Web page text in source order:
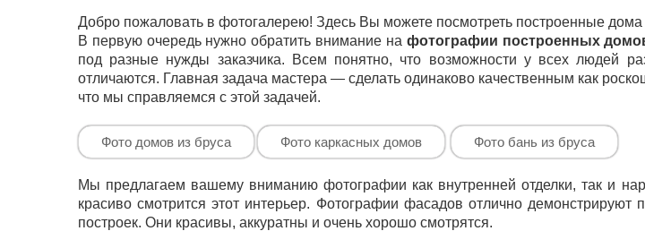
Добро пожаловать в фотогалерею! Здесь Вы можете посмотреть построенные
В первую очередь нужно обратить внимание на фотографии построенных
под разные нужды заказчика. Всем понятно, что возможности у всех людей
отличаются. Главная задача мастера — сделать одинаково качественным как
что мы справляемся с этой задачей.
Фото домов из бруса Фото каркасных домов Фото бань из бруса
Мы предлагаем вашему вниманию фотографии как внутренней отделки, так и
красиво смотрится этот интерьер. Фотографии фасадов отлично
построек. Они красивы, аккуратны и очень хорошо смотрятся.